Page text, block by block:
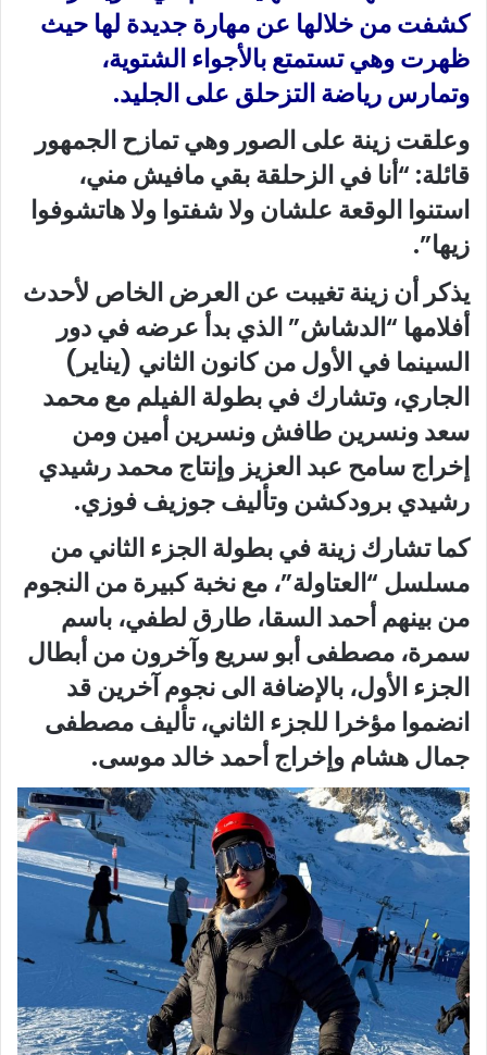
كشفت من خلالها عن مهارة جديدة لها حيث
ظهرت وهي تستمتع بالأجواء الشتوية،
وتمارس رياضة التزحلق على الجليد.
وعلقت زينة على الصور وهي تمازح الجمهور
قائلة: “أنا في الزحلقة بقي مافيش مني،
استنوا الوقعة علشان ولا شفتوا ولا هاتشوفوا
زيها”.
يذكر أن زينة تغيبت عن العرض الخاص لأحدث
أفلامها “الدشاش” الذي بدأ عرضه في دور
السينما في الأول من كانون الثاني (يناير)
الجاري، وتشارك في بطولة الفيلم مع محمد
سعد ونسرين طافش ونسرين أمين ومن
إخراج سامح عبد العزيز وإنتاج محمد رشيدي
رشيدي برودكشن وتأليف جوزيف فوزي.
كما تشارك زينة في بطولة الجزء الثاني من
مسلسل “العتاولة”، مع نخبة كبيرة من النجوم
من بينهم أحمد السقا، طارق لطفي، باسم
سمرة، مصطفى أبو سريع وآخرون من أبطال
الجزء الأول، بالإضافة الى نجوم آخرين قد
انضموا مؤخرا للجزء الثاني، تأليف مصطفى
جمال هشام وإخراج أحمد خالد موسى.